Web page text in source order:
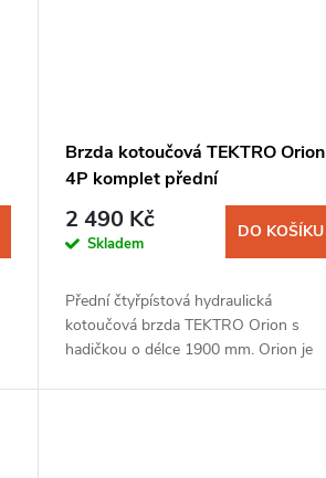
Brzda kotoučová TEKTRO Orion
4P komplet přední
2 490 Kč
Skladem
DO KOŠÍKU
Přední čtyřpístová hydraulická
kotoučová brzda TEKTRO Orion s
hadičkou o délce 1900 mm. Orion je